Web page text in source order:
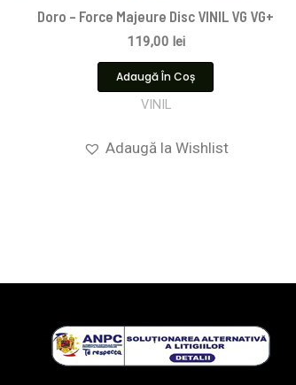
Doro – Force Majeure Disc VINIL VG VG+
119,00 lei
Adaugă În Coș
VINIL
Adaugă la Wishlist